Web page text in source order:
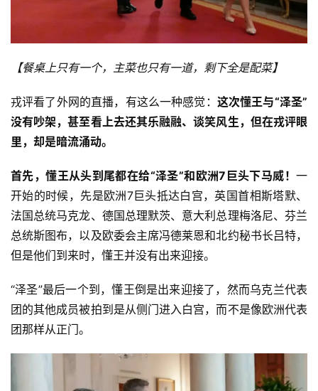
【餐桌上只有一个，主菜也只有一道，剩下全是配菜】
戎评看了外网的直播，有这么一种感觉： 这次懂王与“泽圣”
没有吵架，甚至看上去还其乐融融、谈笑风生，但在戎评眼
里，却是暗流涌动。
首先，懂王从头到尾都在给“泽圣”和欧洲7 巨头下马威！一
开始的时候，先是欧洲7巨头抵达白宫，英国首相斯塔默、
法国总统马克龙、德国总理默茨、意大利总理梅洛尼、芬兰
总统斯图布，以及欧委会主席冯德莱恩和北约秘书长吕特，
但是他们到来时，懂王并没有出来迎接。
“泽圣”最后一个到，懂王倒是出来迎接了，然而乌克兰代表
团的其他成员被拍到是从侧门进入白宫，而不是像欧洲代表
团那样从正门。